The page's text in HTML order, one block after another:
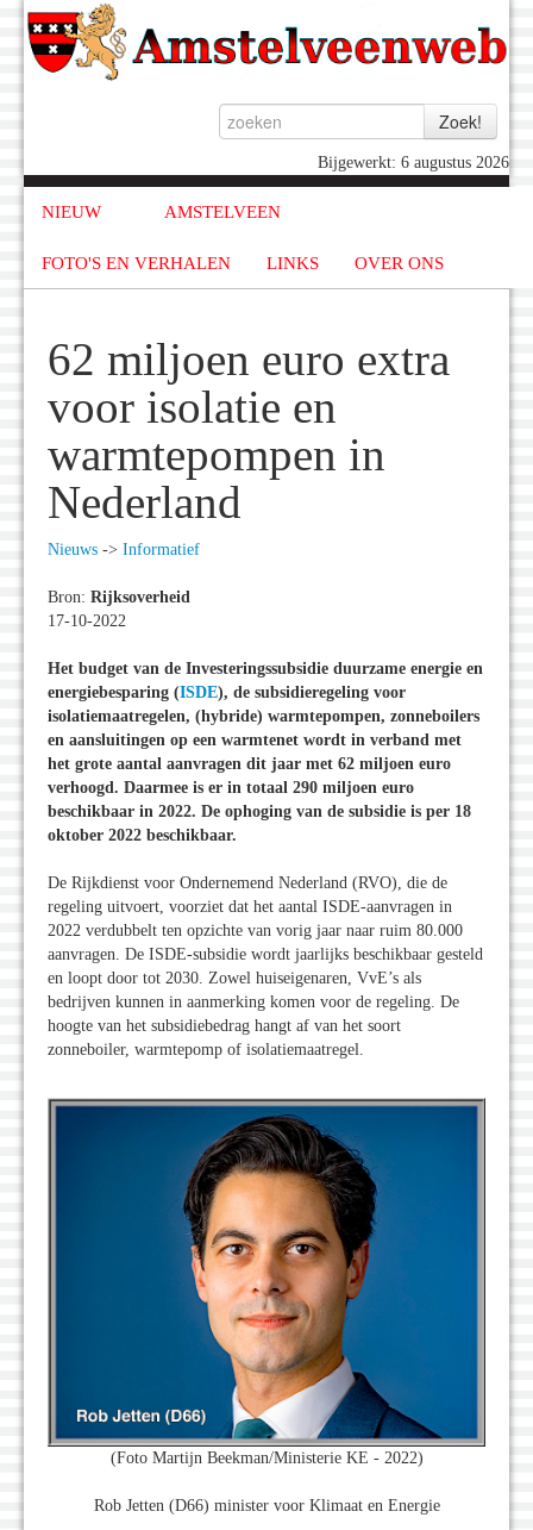
Bijgewerkt: 6 augustus 2026
NIEUW AMSTELVEEN
FOTO'S EN VERHALEN LINKS OVER ONS
62 miljoen euro extra
voor isolatie en
warmtepompen in
Nederland
Nieuws -> Informatief
Bron: Rijksoverheid
17-10-2022
Het budget van de Investeringssubsidie duurzame energie en
energiebesparing (ISDE), de subsidieregeling voor
isolatiemaatregelen, (hybride) warmtepompen, zonneboilers
en aansluitingen op een warmtenet wordt in verband met
het grote aantal aanvragen dit jaar met 62 miljoen euro
verhoogd. Daarmee is er in totaal 290 miljoen euro
beschikbaar in 2022. De ophoging van de subsidie is per 18
oktober 2022 beschikbaar.
De Rijkdienst voor Ondernemend Nederland (RVO), die de
regeling uitvoert, voorziet dat het aantal ISDE-aanvragen in
2022 verdubbelt ten opzichte van vorig jaar naar ruim 80.000
aanvragen. De ISDE-subsidie wordt jaarlijks beschikbaar gesteld
en loopt door tot 2030. Zowel huiseigenaren, VvE’s als
bedrijven kunnen in aanmerking komen voor de regeling. De
hoogte van het subsidiebedrag hangt af van het soort
zonneboiler, warmtepomp of isolatiemaatregel.
(Foto Martijn Beekman/Ministerie KE - 2022)
Rob Jetten (D66) minister voor Klimaat en Energie